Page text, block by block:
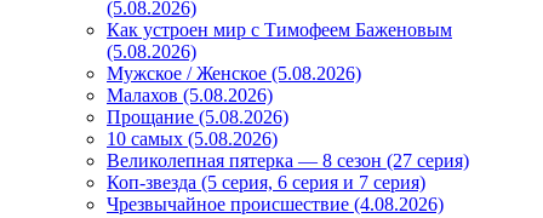
(5.08.2026)
Как устроен мир с Тимофеем Баженовым
(5.08.2026)
Мужское / Женское (5.08.2026)
Малахов (5.08.2026)
Прощание (5.08.2026)
10 самых (5.08.2026)
Великолепная пятерка — 8 сезон (27 серия)
Коп-звезда (5 серия, 6 серия и 7 серия)
Чрезвычайное происшествие (4.08.2026)